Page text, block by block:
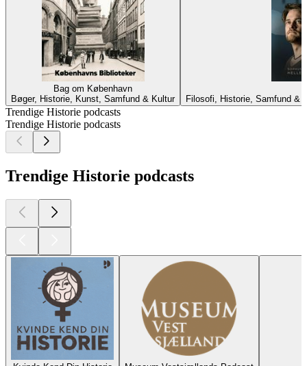
Bag om København
Bøger, Historie, Kunst, Samfund & Kultur
Filosofi, Historie, Samfund &
Trendige Historie podcasts
Trendige Historie podcasts
Trendige Historie podcasts